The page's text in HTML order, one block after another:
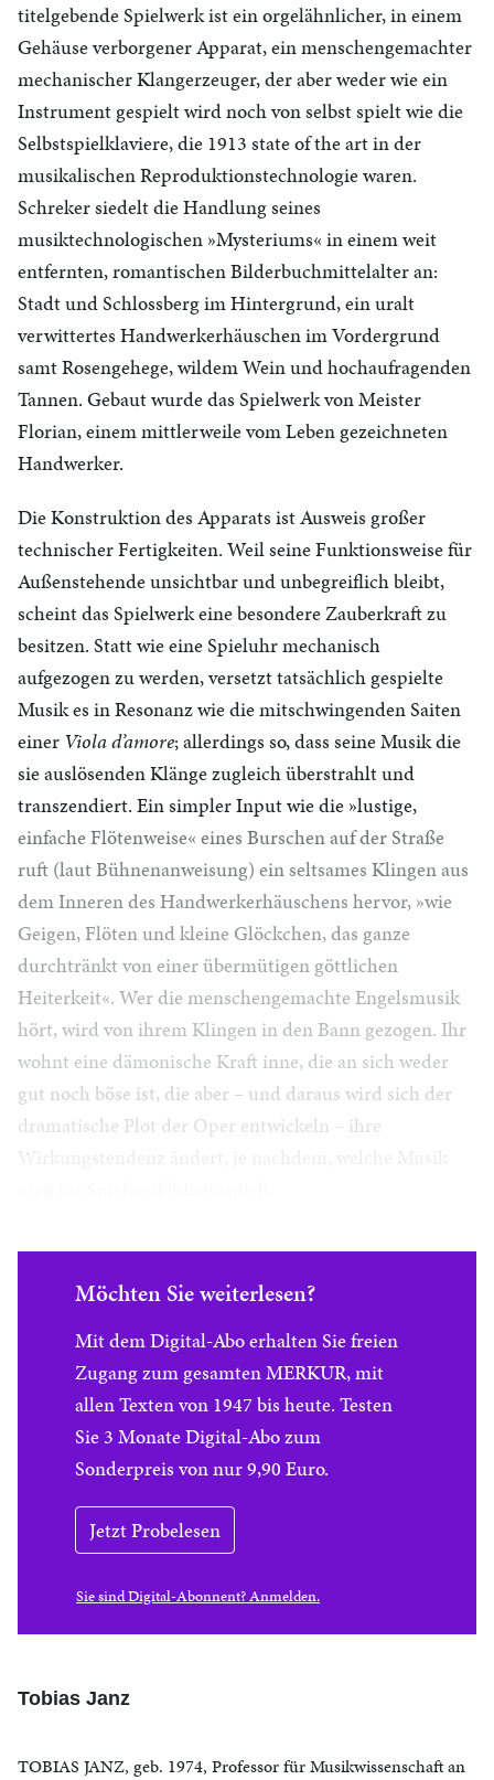
titelgebende Spielwerk ist ein orgelähnlicher, in einem
Gehäuse verborgener Apparat, ein menschengemachter
mechanischer Klangerzeuger, der aber weder wie ein
Instrument gespielt wird noch von selbst spielt wie die
Selbstspielklaviere, die 1913 state of the art in der
musikalischen Reproduktionstechnologie waren.
Schreker siedelt die Handlung seines
musiktechnologischen »Mysteriums« in einem weit
entfernten, romantischen Bilderbuchmittelalter an:
Stadt und Schlossberg im Hintergrund, ein uralt
verwittertes Handwerkerhäuschen im Vordergrund
samt Rosengehege, wildem Wein und hochaufragenden
Tannen. Gebaut wurde das Spielwerk von Meister
Florian, einem mittlerweile vom Leben gezeichneten
Handwerker.
Die Konstruktion des Apparats ist Ausweis großer
technischer Fertigkeiten. Weil seine Funktionsweise für
Außenstehende unsichtbar und unbegreiflich bleibt,
scheint das Spielwerk eine besondere Zauberkraft zu
besitzen. Statt wie eine Spieluhr mechanisch
aufgezogen zu werden, versetzt tatsächlich gespielte
Musik es in Resonanz wie die mitschwingenden Saiten
einer Viola d’amore; allerdings so, dass seine Musik die
sie auslösenden Klänge zugleich überstrahlt und
transzendiert. Ein simpler Input wie die »lustige,
einfache Flötenweise« eines Burschen auf der Straße
ruft (laut Bühnenanweisung) ein seltsames Klingen aus
dem Inneren des Handwerkerhäuschens hervor, »wie
Geigen, Flöten und kleine Glöckchen, das ganze
durchtränkt von einer übermütigen göttlichen
Heiterkeit«. Wer die menschengemachte Engelsmusik
hört, wird von ihrem Klingen in den Bann gezogen. Ihr
wohnt eine dämonische Kraft inne, die an sich weder
gut noch böse ist, die aber – und daraus wird sich der
dramatische Plot der Oper entwickeln – ihre
Möchten Sie weiterlesen?
Mit dem Digital-Abo erhalten Sie freien
Zugang zum gesamten MERKUR, mit
allen Texten von 1947 bis heute. Testen
Sie 3 Monate Digital-Abo zum
Sonderpreis von nur 9,90 Euro.
Jetzt Probelesen
Sie sind Digital-Abonnent? Anmelden.
Tobias Janz
TOBIAS JANZ, geb. 1974, Professor für Musikwissenschaft an